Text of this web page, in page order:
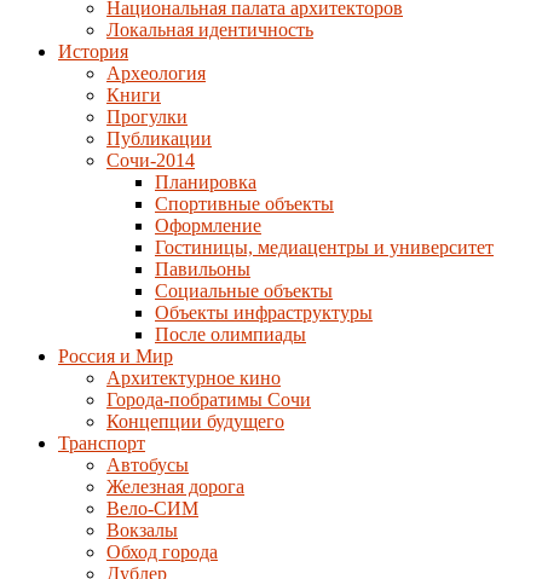
Национальная палата архитекторов
Локальная идентичность
История
Археология
Книги
Прогулки
Публикации
Сочи-2014
Планировка
Спортивные объекты
Оформление
Гостиницы, медиацентры и университет
Павильоны
Социальные объекты
Объекты инфраструктуры
После олимпиады
Россия и Мир
Архитектурное кино
Города-побратимы Сочи
Концепции будущего
Транспорт
Автобусы
Железная дорога
Вело-СИМ
Вокзалы
Обход города
Дублер